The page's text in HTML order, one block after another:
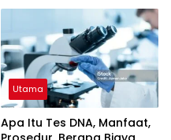
Utama
Apa Itu Tes DNA, Manfaat,